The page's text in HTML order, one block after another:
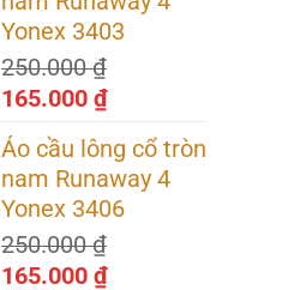
250.000 ₫.là:
165.000 ₫.
Yonex 3403
250.000₫
Giá
gốc
là:
250.000 ₫.
165.000₫Giá
tại
là:
165.000 ₫.
Áo cầu lông cổ tròn
nam Runaway 4
Yonex 3406
250.000₫
Giá
165.000₫Giá